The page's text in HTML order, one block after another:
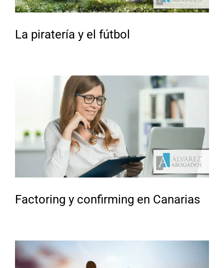
La piratería y el fútbol
Factoring y confirming en Canarias